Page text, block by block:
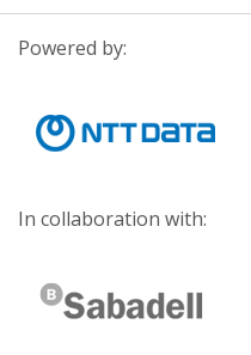
Powered by:
In collaboration with: